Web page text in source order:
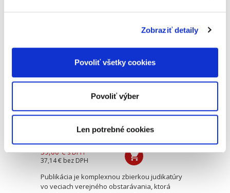
Zobraziť detaily
Povoliť všetky cookies
Povoliť výber
Len potrebné cookies
obstarávania
39,00 € s DPH
37,14 € bez DPH
Publikácia je komplexnou zbierkou judikatúry
vo veciach verejného obstarávania, ktorá